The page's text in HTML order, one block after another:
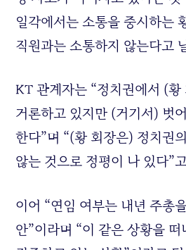
일각에서는 소통을 중시하는
직원과는 소통하지 않는다고
KT 관계자는 “정치권에서 (
거론하고 있지만 (거기서) 벗
한다”며 “(황 회장은) 정치권
않는 것으로 정평이 나 있다”
이어 “연임 여부는 내년 주총
안”이라며 “이 같은 상황을